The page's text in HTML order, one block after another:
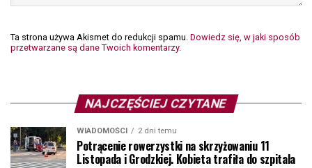
Ta strona używa Akismet do redukcji spamu. Dowiedz się, w jaki sposób
przetwarzane są dane Twoich komentarzy.
NAJCZĘŚCIEJ CZYTANE
WIADOMOŚCI 2 dni temu
Potrącenie rowerzystki na skrzyżowaniu 11
Listopada i Grodzkiej. Kobieta trafiła do szpitala